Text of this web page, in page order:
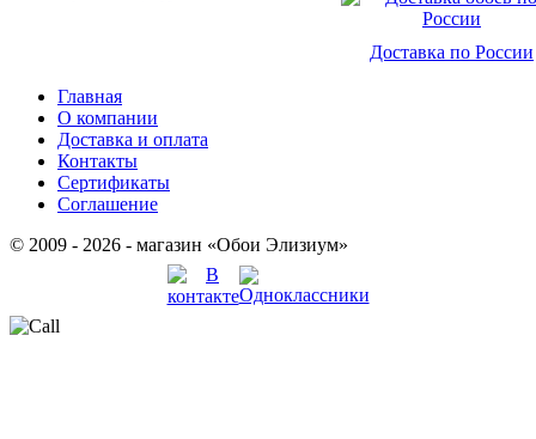
Доставка по России
Главная
О компании
Доставка и оплата
Контакты
Сертификаты
Соглашение
© 2009 - 2026 - магазин «Обои Элизиум»